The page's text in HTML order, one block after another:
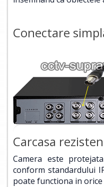
Conectare
Carcasa
Camera este
conform standardului
poate functiona in